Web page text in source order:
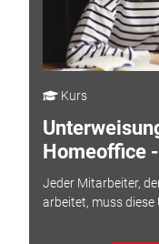
Kurs
Homeoffice
Jeder Mitarbeiter,
arbeitet, muss diese